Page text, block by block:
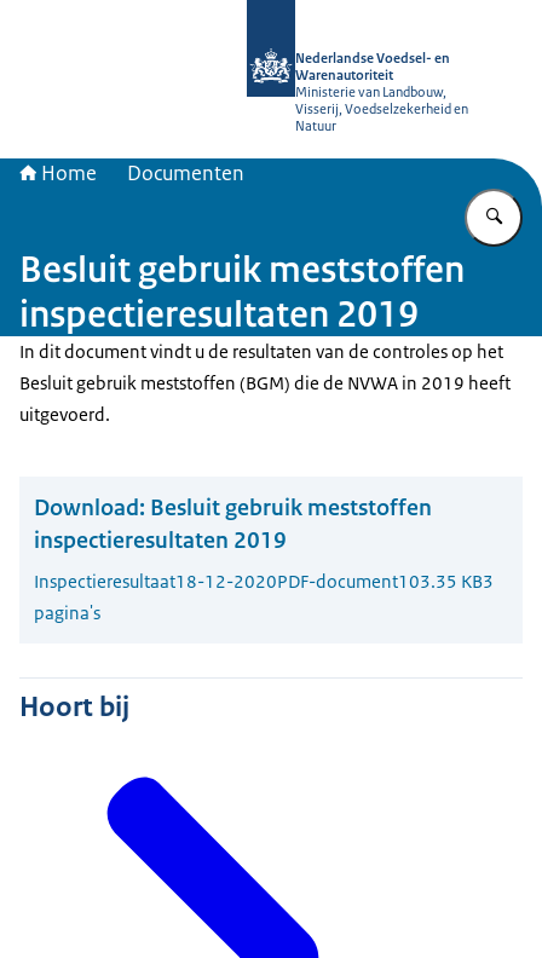
Nederlandse Voedsel- en
Warenautoriteit
Ministerie van Landbouw,
Visserij, Voedselzekerheid en
Natuur
Home Documenten
Besluit gebruik meststoffen
inspectieresultaten 2019
In dit document vindt u de resultaten van de controles op het
Besluit gebruik meststoffen (BGM) die de NVWA in 2019 heeft
uitgevoerd.
Download: Besluit gebruik meststoffen
inspectieresultaten 2019
Inspectieresultaat18-12-2020PDF-document103.35 KB3
pagina's
Hoort bij